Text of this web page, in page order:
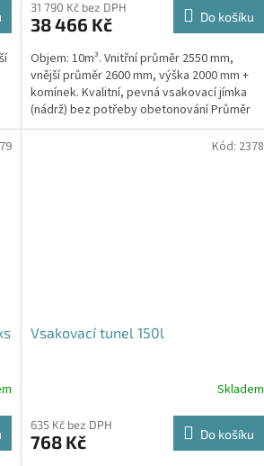
produktu
je
z
5
hvězdiček.
31 790 Kč bez DPH
38 466 Kč Do košíku
Objem: 10m³. Vnitřní průměr 2550 mm,
vnější průměr 2600 mm, výška 2000 mm +
komínek. Kvalitní, pevná vsakovací jímka
(nádrž) bez potřeby obetonování Průměr
přítoku a odtoku +...
Vsakovací tunel 150l
produktu
je
Skladem
635 Kč bez DPH
768 Kč Do košíku
Kód: 2378